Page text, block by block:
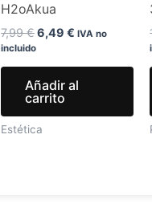
H2oAkua
7,99€6,49€ IVA no
incluido
Añadir al
carrito
Estética